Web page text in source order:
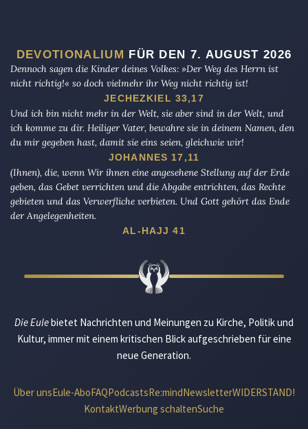
DEVOTIONALIUM FÜR DEN 7. AUGUST 2026
Dennoch sagen die Kinder deines Volkes: »Der Weg des Herrn ist
nicht richtig!« so doch vielmehr ihr Weg nicht richtig ist!
JECHEZKIEL 33,17
Und ich bin nicht mehr in der Welt, sie aber sind in der Welt, und
ich komme zu dir. Heiliger Vater, bewahre sie in deinem Namen, den
du mir gegeben hast, damit sie eins seien, gleichwie wir!
JOHANNES 17,11
(Ihnen), die, wenn Wir ihnen eine angesehene Stellung auf der Erde
geben, das Gebet verrichten und die Abgabe entrichten, das Rechte
gebieten und das Verwerfliche verbieten. Und Gott gehört das Ende
der Angelegenheiten.
AL-HAJJ 41
Die Eulebietet Nachrichten und Meinungen zu Kirche, Politik und
Kultur, immer mit einem kritischen Blick aufgeschrieben für eine
neue Generation.
Über unsEule-AboFAQPodcastsRe:mindNewsletterWIDERSTAND!
KontaktWerbung schaltenSuche